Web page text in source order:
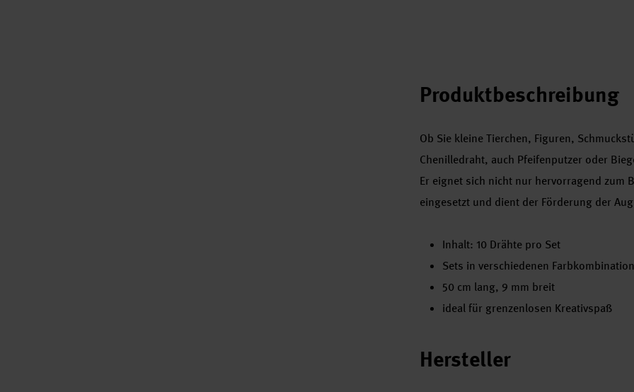
Produktbeschreibung
Ob Sie kleine Tierchen, Figuren,
Chenilledraht, auch Pfeifenputzer oder
Er eignet sich nicht nur hervorragend zum
eingesetzt und dient der Förderung der
Inhalt: 10 Drähte pro Set
Sets in verschiedenen
50 cm lang, 9 mm breit
ideal für grenzenlosen Kreativspaß
Hersteller